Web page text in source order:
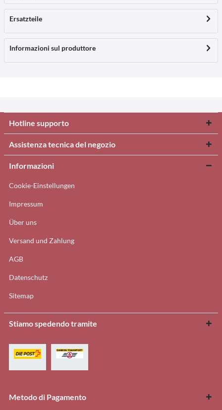
Ersatzteile
Informazioni sul produttore
Hotline supporto
Assistenza tecnica del negozio
Informazioni
Cookie-Einstellungen
Impressum
Über uns
Versand und Zahlung
AGB
Datenschutz
Sitemap
Stiamo spedendo tramite
Metodo di Pagamento